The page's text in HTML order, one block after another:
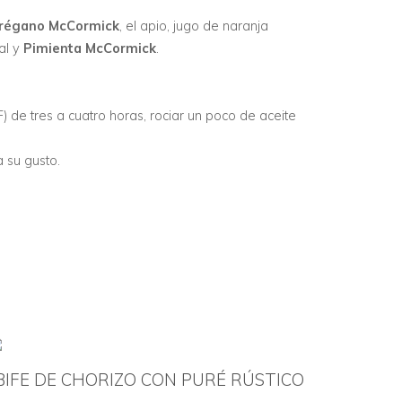
McCormick , el apio, jugo de naranja
y Pimienta McCormick
de tres a cuatro horas, rociar un poco de aceite
gusto.
DE CHORIZO CON PURÉ RÚSTICO